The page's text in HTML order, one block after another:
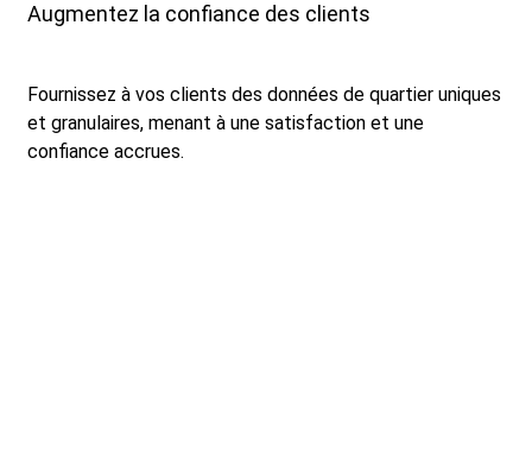
Augmentez la confiance des clients
Fournissez à vos clients des données de quartier uniques
et granulaires, menant à une satisfaction et une
confiance accrues.